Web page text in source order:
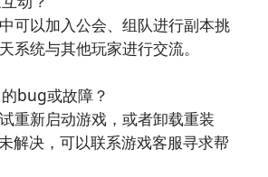
可以加入公会、组队进行副本挑
系统与其他玩家进行交流。
bug或故障？
重新启动游戏，或者卸载重装
解决，可以联系游戏客服寻求帮